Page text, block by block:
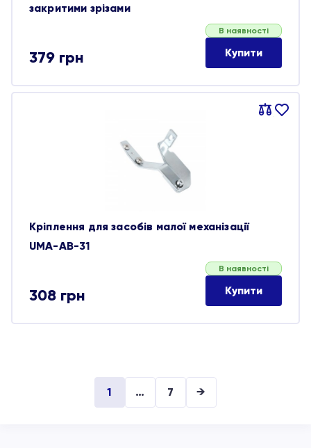
закритими зрізами
379 грн
В наявності
Купити
Порівняти
В
Кріплення для засобів малої механізації
UMA-AB-31
308 грн
В наявності
Купити
1 … 7 →